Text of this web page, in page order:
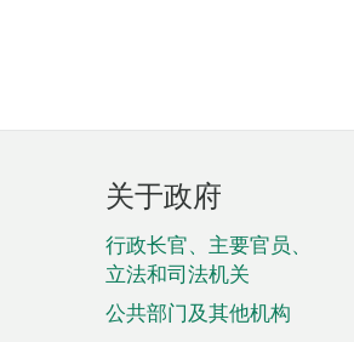
页
脚
菜
单
关于政府
行政长官、主要官员、
立法和司法机关
公共部门及其他机构